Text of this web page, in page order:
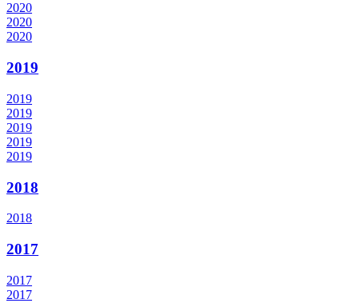
2020
2020
2020
2019
2019
2019
2019
2019
2019
2018
2018
2017
2017
2017